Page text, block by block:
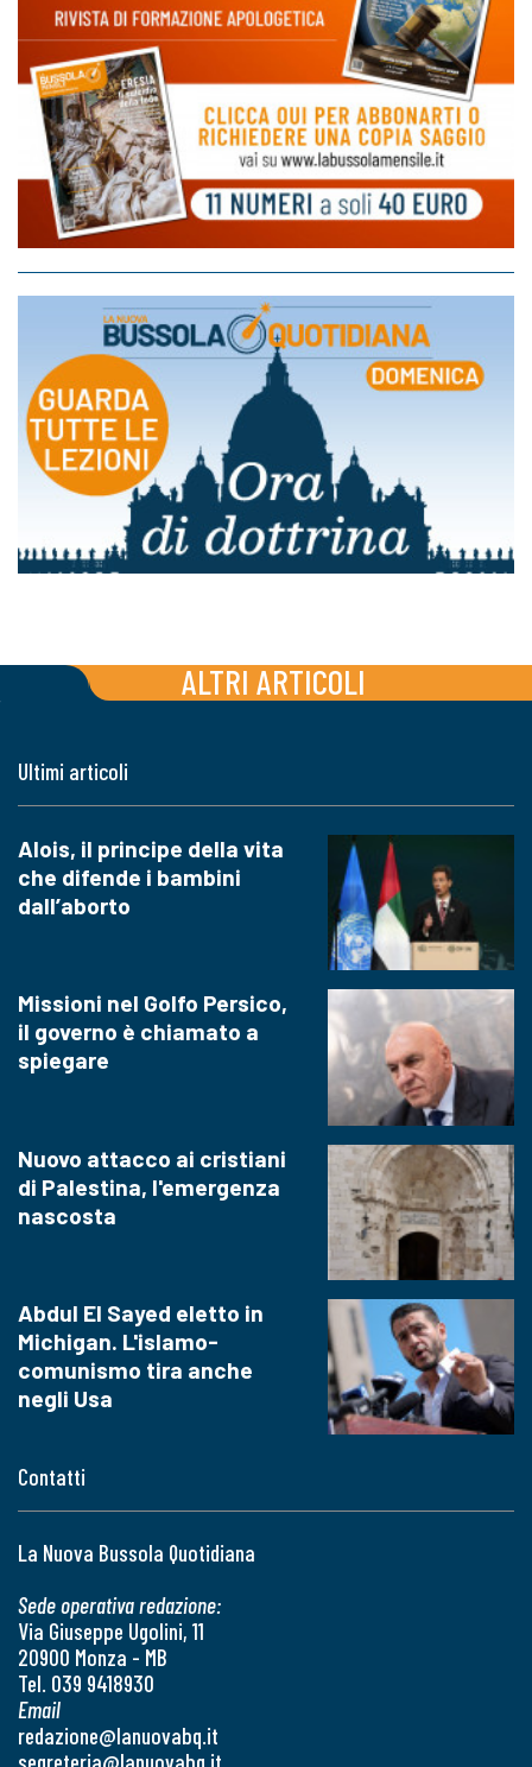
ALTRI ARTICOLI
Contatti
La Nuova Bussola Quotidiana
Sede operativa redazione:
Via Giuseppe Ugolini, 11
20900 Monza - MB
Tel. 039 9418930
Email
redazione@lanuovabq.it
Ultimi articoli
Alois, il principe della vita
che difende i bambini
dall’aborto
Missioni nel Golfo Persico,
il governo è chiamato a
spiegare
Nuovo attacco ai cristiani
di Palestina, l'emergenza
nascosta
Abdul El Sayed eletto in
Michigan. L'islamo-
comunismo tira anche
negli Usa